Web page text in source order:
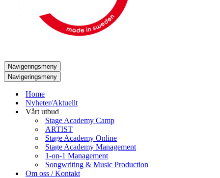
Navigeringsmeny
Navigeringsmeny
Home
Nyheter/Aktuellt
Vårt utbud
Stage Academy Camp
ARTIST
Stage Academy Online
Stage Academy Management
1-on-1 Management
Songwriting & Music Production
Om oss / Kontakt